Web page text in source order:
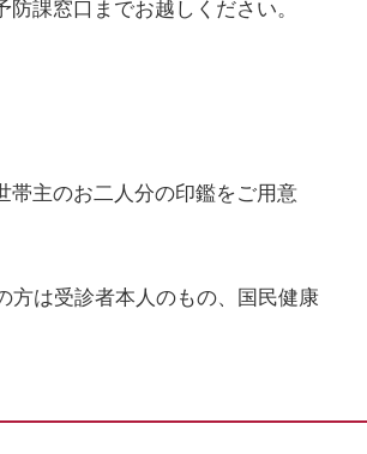
課窓口までお越しください。
主のお二人分の印鑑をご用意
は受診者本人のもの、国民健康